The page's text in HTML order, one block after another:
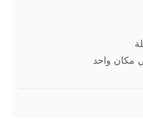
مكان واحد